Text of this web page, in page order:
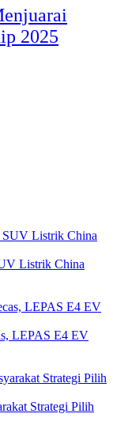
2025
Listrik China
LEPAS E4 EV
Strategi Pilih